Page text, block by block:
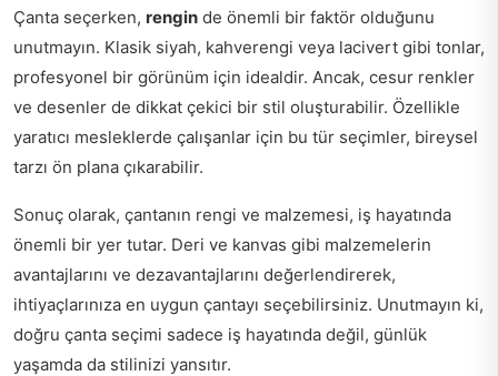
Çanta seçerken, rengin de önemli bir faktör olduğunu
unutmayın. Klasik siyah, kahverengi veya lacivert gibi tonlar,
profesyonel bir görünüm için idealdir. Ancak, cesur renkler
ve desenler de dikkat çekici bir stil oluşturabilir. Özellikle
yaratıcı mesleklerde çalışanlar için bu tür seçimler, bireysel
tarzı ön plana çıkarabilir.
Sonuç olarak, çantanın rengi ve malzemesi, iş hayatında
önemli bir yer tutar. Deri ve kanvas gibi malzemelerin
avantajlarını ve dezavantajlarını değerlendirerek,
ihtiyaçlarınıza en uygun çantayı seçebilirsiniz. Unutmayın ki,
doğru çanta seçimi sadece iş hayatında değil, günlük
yaşamda da stilinizi yansıtır.